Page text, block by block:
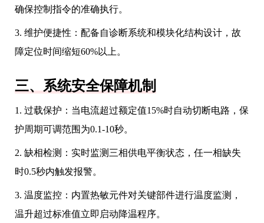
确保控制指令的准确执行。
3. 维护便捷性：配备自诊断系统和模块化结构设计，故
障定位时间缩短60%以上。
三、系统安全保障机制
1. 过载保护：当电流超过额定值15%时自动切断电路，保
护周期可调范围为0.1-10秒。
2. 缺相检测：实时监测三相供电平衡状态，任一相缺失
时0.5秒内触发报警。
3. 温度监控：内置热敏元件对关键部件进行温度监测，
温升超过标准值立即启动降温程序。